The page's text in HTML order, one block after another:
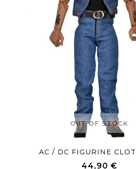
OUT OF STOCK
AC / DC FIGURINE
44,90 €